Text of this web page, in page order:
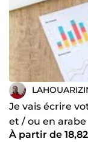
Je vais écrire
et / ou en arabe
À partir de